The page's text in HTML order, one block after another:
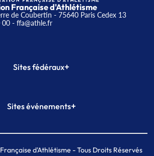
Française d'Athlétisme
de Coubertin - 75640 Paris Cedex 13
00- ffa@athle.fr
Sites fédéraux+
Plateforme Formation
Sites événements+
Meeting de Paris indoor
MAIF Ekiden de Paris
d'Athlétisme - Tous Droits Réservés